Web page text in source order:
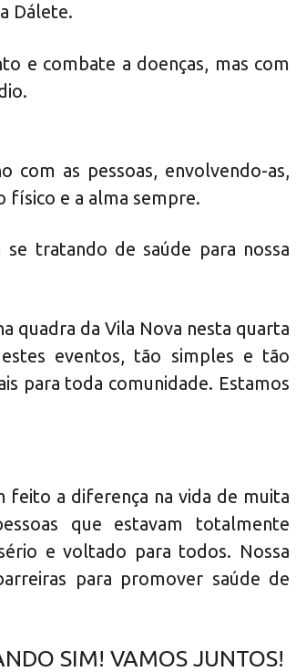
Dálete.
e combate a doenças, mas com
com as pessoas, envolvendo-as,
físico e a alma sempre.
tratando de saúde para nossa
quadra da Vila Nova nesta quarta
eventos, tão simples e tão
para toda comunidade. Estamos
feito a diferença na vida de muita
que estavam totalmente
e voltado para todos. Nossa
para promover saúde de
SIM! VAMOS JUNTOS!